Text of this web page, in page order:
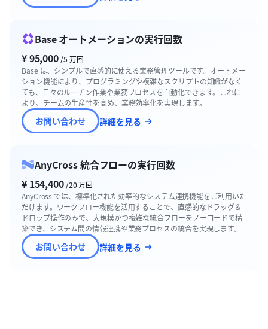
Base オートメーションの実行回数
¥ 95,000/5 万回
Base は、シンプルで直感的に使える業務管理ツールです。オートメー
ション機能により、プログラミングや複雑なスクリプトの知識がなく
ても、日々のルーチン作業や業務プロセスを自動化できます。これに
より、チームの生産性を高め、業務効率化を実現します。
お問い合わせ 詳細を見る
AnyCross 統合フローの実行回数
¥ 154,400/20 万回
AnyCross では、標準化された効率的なシステム連携機能をご利用いた
だけます。ワークフロー機能を活用することで、直感的なドラッグ＆
ドロップ操作のみで、大規模かつ複雑な統合フローをノーコードで構
築でき、システム間の情報連携や業務プロセスの統合を実現します。
お問い合わせ 詳細を見る